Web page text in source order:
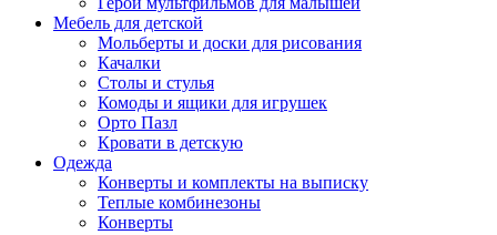
Мебель для детской
Мольберты и доски для рисования
Качалки
Столы и стулья
Комоды и ящики для игрушек
Орто Пазл
Кровати в детскую
Одежда
Конверты и комплекты на выписку
Теплые комбинезоны
Конверты